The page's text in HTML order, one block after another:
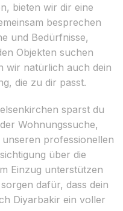
bieten wir dir eine
besprechen
und Bedürfnisse,
Objekten suchen
wir natürlich auch dein
die zu dir passt.
sparst du
Wohnungssuche,
professionellen
über die
Einzug unterstützen
dafür, dass dein
Diyarbakir ein voller